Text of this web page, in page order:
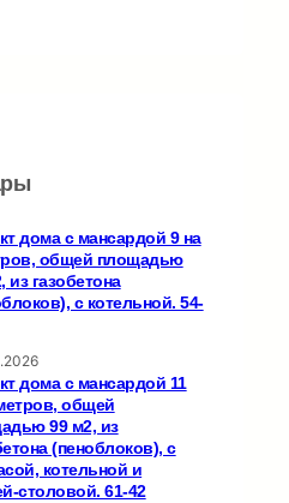
дома с мансардой 9 на
общей площадью
из газобетона
c котельной. 54-
дома с мансардой 11
общей
99 м2, из
(пеноблоков), c
котельной и
столовой. 61-42